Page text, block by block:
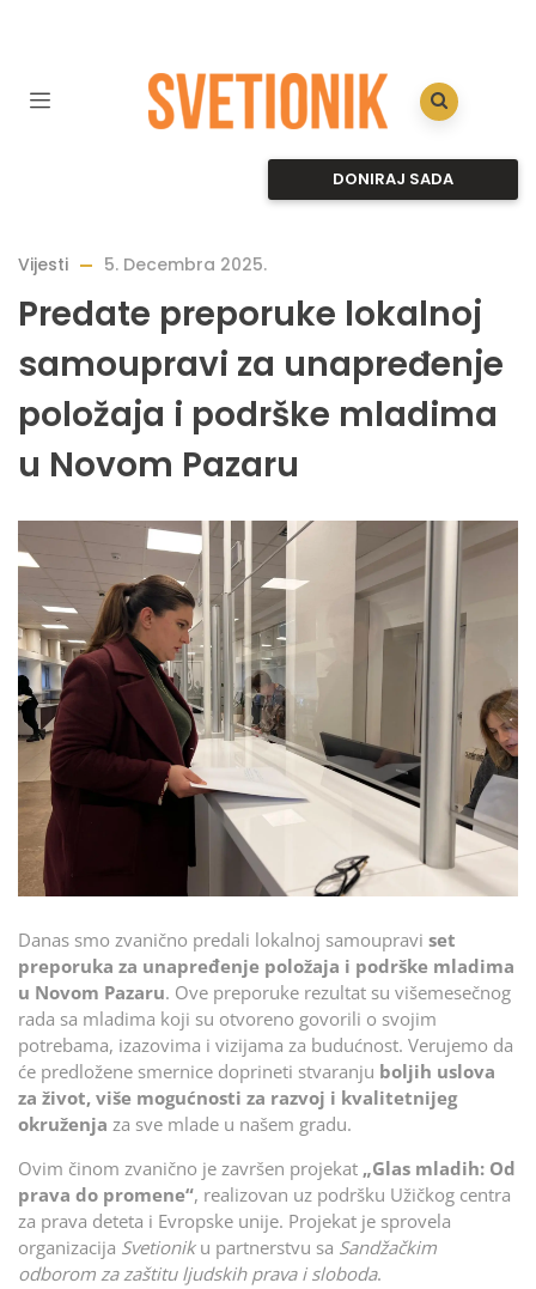
DONIRAJ SADA
Vijesti 5. Decembra 2025.
Predate preporuke lokalnoj
samoupravi za unapređenje
položaja i podrške mladima
u Novom Pazaru
Danas smo zvanično predali lokalnoj samoupravi set
preporuka za unapređenje položaja i podrške mladima
u Novom Pazaru. Ove preporuke rezultat su višemesečnog
rada sa mladima koji su otvoreno govorili o svojim
potrebama, izazovima i vizijama za budućnost. Verujemo da
će predložene smernice doprineti stvaranju boljih uslova
za život, više mogućnosti za razvoj i kvalitetnijeg
okruženja za sve mlade u našem gradu.
Ovim činom zvanično je završen projekat „Glas mladih: Od
prava do promene“, realizovan uz podršku Užičkog centra
za prava deteta i Evropske unije. Projekat je sprovela
organizacija Svetioniku partnerstvu sa Sandžačkim
odborom za zaštitu ljudskih prava i sloboda.